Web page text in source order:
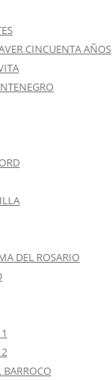
CINCUENTA AÑOS
DEL ROSARIO
BARROCO